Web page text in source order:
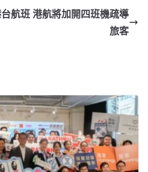
航班 港航將加開四班機疏導
旅客